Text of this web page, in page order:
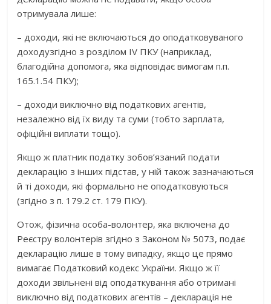
отримувала лише:
–доходи, якіне включаються до оподатковуваного
доходузгідно з розділом IV ПКУ (наприклад,
благодійна допомога, яка відповідає вимогамп.п.
165.1.54 ПКУ);
–доходи виключно від податкових агентів,
незалежно від їх виду та суми (тобто зарплата,
офіційні виплати тощо).
Якщо ж платник податку зобов’язаний подати
декларацію з інших підстав, у ній також зазначаються
й ті доходи, які формально не оподатковуються
(згідно з п. 179.2 ст. 179 ПКУ).
Отож, фізична особа-волонтер, яка включена до
Реєстру волонтерів згідно з Законом № 5073,подає
декларацію лише в тому випадку, якщо це прямо
вимагає Податковий кодекс України. Якщо ж її
доходи звільнені від оподаткування або отримані
виключно від податкових агентів – декларація не